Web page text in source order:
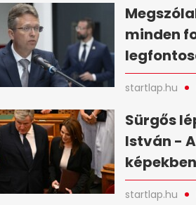
minden
startlap.hu
Sürgős
István -
képekben
startlap.hu